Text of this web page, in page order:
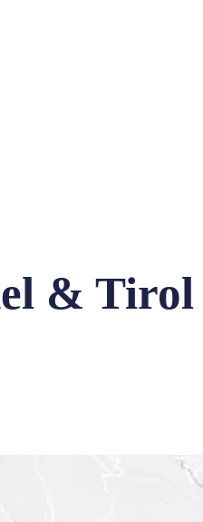
& Tirol